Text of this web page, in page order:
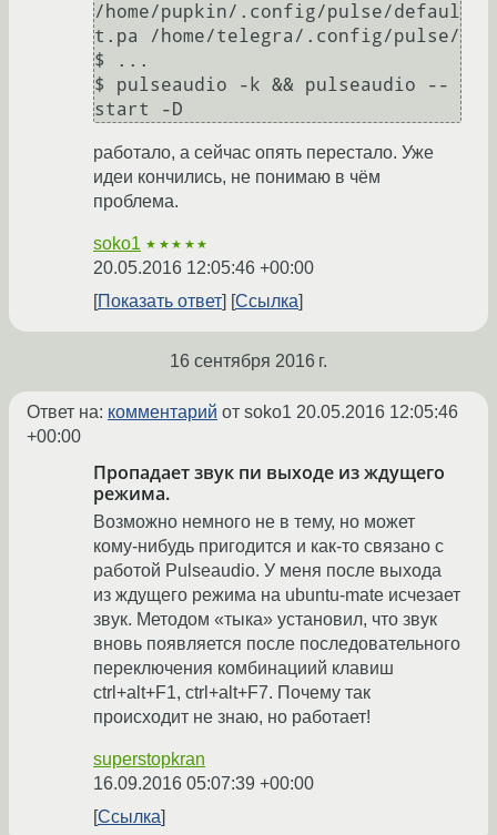
/home/pupkin/.config/pulse/defaul
t.pa /home/telegra/.config/pulse/
$ ...
$ pulseaudio -k && pulseaudio --
работало, а сейчас опять перестало. Уже
идеи кончились, не понимаю в чём
проблема.
soko1 ★★★★★
20.05.2016 12:05:46 +00:00
Показать ответ
Ссылка
16 сентября 2016 г.
Ответ на: комментарий от soko1 20.05.2016 12:05:46
+00:00
Пропадает звук пи выходе из ждущего
режима.
Возможно немного не в тему, но может
кому-нибудь пригодится и как-то связано с
работой Pulseaudio. У меня после выхода
из ждущего режима на ubuntu-mate исчезает
звук. Методом «тыка» установил, что звук
вновь появляется после последовательного
переключения комбинациий клавиш
ctrl+alt+F1, ctrl+alt+F7. Почему так
происходит не знаю, но работает!
superstopkran
16.09.2016 05:07:39 +00:00
Ссылка